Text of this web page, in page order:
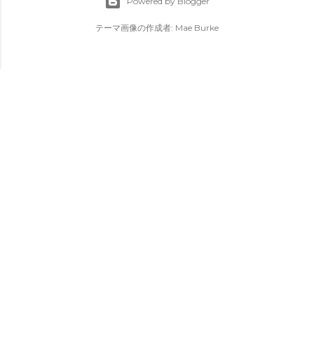
テーマ画像の作成者: Mae Burke